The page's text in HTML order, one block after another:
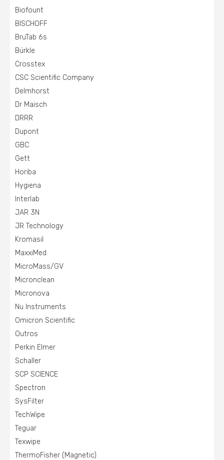
Biofount
BISCHOFF
BruTab 6s
Bürkle
Crosstex
CSC Scientific Company
Delmhorst
Dr Maisch
DRRR
Dupont
GBC
Gett
Horiba
Hygiena
Interlab
JAR 3N
JR Technology
Kromasil
MaxxiMed
MicroMass/GV
Micronclean
Micronova
Nu Instruments
Omicron Scientific
Outros
Perkin Elmer
Schaller
SCP SCIENCE
Spectron
SysFilter
TechWipe
Teguar
Texwipe
ThermoFisher (Magnetic)